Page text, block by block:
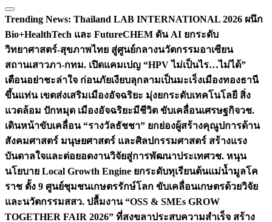
Trending News: Thailand LAB INTERNATIONAL 2026 ผนึก
Bio+HealthTech และ FutureCHEM ดัน AI ยกระดับ
วิทยาศาสตร์-สุขภาพไทย สู่ศูนย์กลางนวัตกรรมอาเซียน
สถานเสาวภา-กทม. เปิดแคมเปญ “HPV ไม่เป็นไร…ไม่ได้”
เตือนอย่าชะล่าใจ ก่อนภัยเงียบลุกลามเป็นมะเร็งเมืองทองธานี
ขึ้นแท่น เขตส่งเสริมเมืองอัจฉริยะ มุ่งยกระดับเทคโนโลยี สิ่ง
แวดล้อม ปักหมุด เมืองอัจฉริยะมีชีวิต ขับเคลื่อนเศรษฐกิจวช.
เดินหน้าขับเคลื่อน “รางวัลธัชชา” ยกย่องผู้สร้างคุณูปการด้าน
สังคมศาสตร์ มนุษยศาสตร์ และศิลปกรรมศาสตร์ สร้างแรง
บันดาลใจและต่อยอดงานวิจัยสู่การพัฒนาประเทศวช. หนุน
นโยบาย Local Growth Engine ยกระดับทุเรียนต้นแม่น้ำมูลโค
ราช ตั้ง 9 ศูนย์ชุมชนเกษตรรักษ์โลก ขับเคลื่อนเกษตรด้วยวิจัย
และนวัตกรรมสสว. ปลื้มงาน “OSS & SMEs GROW
TOGETHER FAIR 2026” ที่สงขลาประสบความสำเร็จ สร้าง